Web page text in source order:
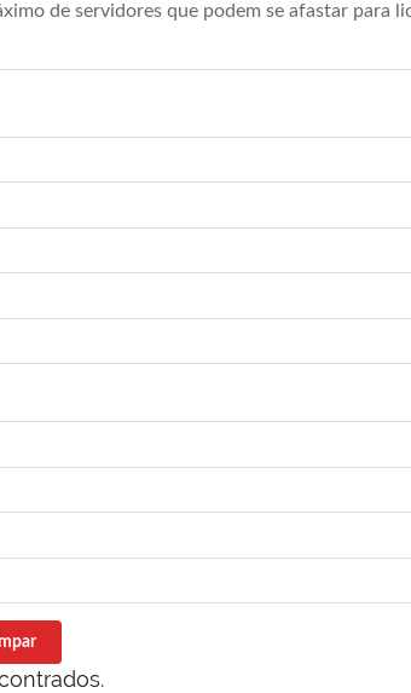
de servidores que podem se afastar para